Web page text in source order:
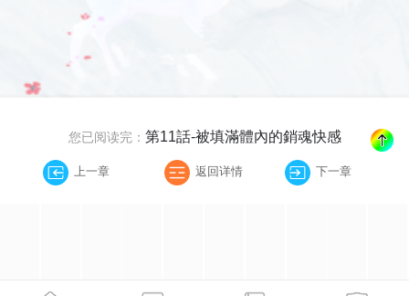
您已阅读完： 第11話-被填滿體內的銷魂快感
上一章 返回详情 下一章